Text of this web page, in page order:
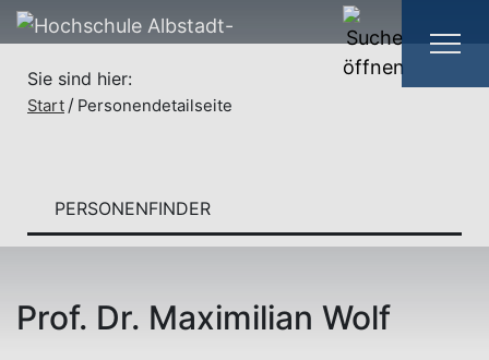
Sie sind hier:
Start Personendetailseite
PERSONENFINDER
Prof. Dr. Maximilian Wolf